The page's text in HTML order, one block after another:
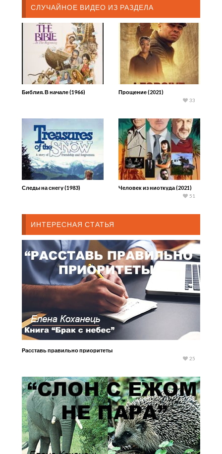
СЛУЧАЙНОЕ ВИДЕО ИЗ РАЗДЕЛА
Библия. В начале (1966) Прощение (2021)
33
Следы на снегу (1983) Человек из ниоткуда (2021)
51
ИНТЕРЕСНАЯ СТАТЬЯ
Расставь правильно приоритеты
25